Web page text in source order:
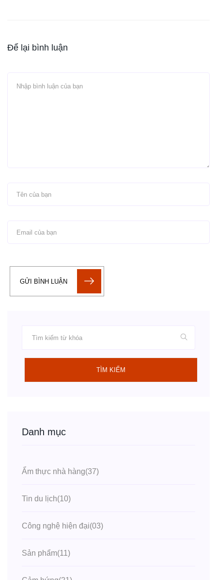
Để lại bình luận
GỬI BÌNH LUẬN
TÌM KIẾM
Danh mục
Ẩm thực nhà hàng(37)
Tin du lịch(10)
Công nghệ hiện đại(03)
Sản phẩm(11)